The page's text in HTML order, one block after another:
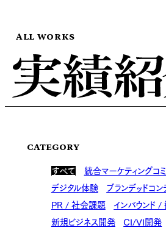
ALL WORKS
CATEGORY
すべて
統合マーケティングコ
デジタル体験
ブランデッドコン
PR / 社会課題 インバウンド
新規ビジネス開発 CI/VI開発